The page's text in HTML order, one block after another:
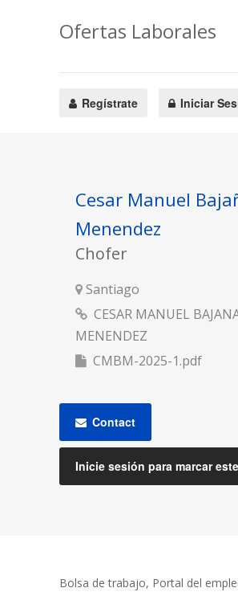
Ofertas Laborales
Regístrate Iniciar
Cesar Manuel
Menendez
Chofer
Santiago
CESAR MANUEL
MENENDEZ
CMBM-2025-1.pdf
Contact
Inicie sesión para marcar
Bolsa de trabajo, Portal del